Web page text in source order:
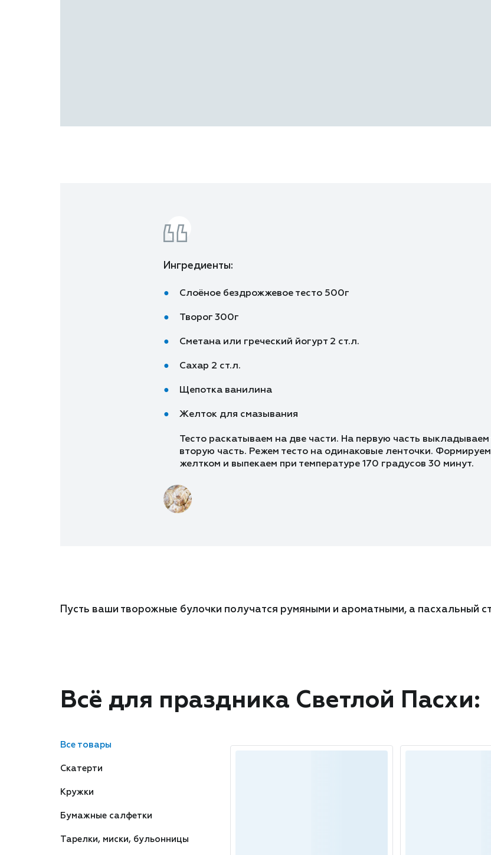
Ингредиенты:
Слоёное бездрожжевое тесто 500г
Творог 300г
Сметана или греческий йогурт 2 ст.л.
Сахар 2 ст.л.
Щепотка ванилина
Желток для смазывания
Тесто раскатываем на две части. На первую часть выкладываем
вторую часть. Режем тесто на одинаковые ленточки.
желтком и выпекаем при температуре 170 градусов 30 минут.
Пусть ваши творожные булочки получатся румяными и ароматными, а пасхальный
Всё для праздника Светлой Пасхи:
Все товары
Скатерти
Кружки
Бумажные салфетки
Тарелки, миски, бульонницы